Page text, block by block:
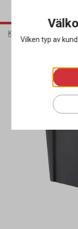
Kontorsmaterial
Vilken typ av